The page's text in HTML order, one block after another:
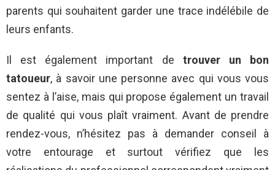
parents qui souhaitent garder une trace indélébile de
leurs enfants.
Il est également important de trouver un bon
tatoueur, à savoir une personne avec qui vous vous
sentez à l’aise, mais qui propose également un travail
de qualité qui vous plaît vraiment. Avant de prendre
rendez-vous, n’hésitez pas à demander conseil à
votre entourage et surtout vérifiez que les